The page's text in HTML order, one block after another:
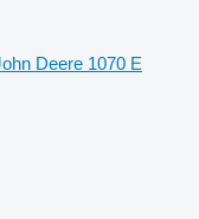
Deere 1070 E